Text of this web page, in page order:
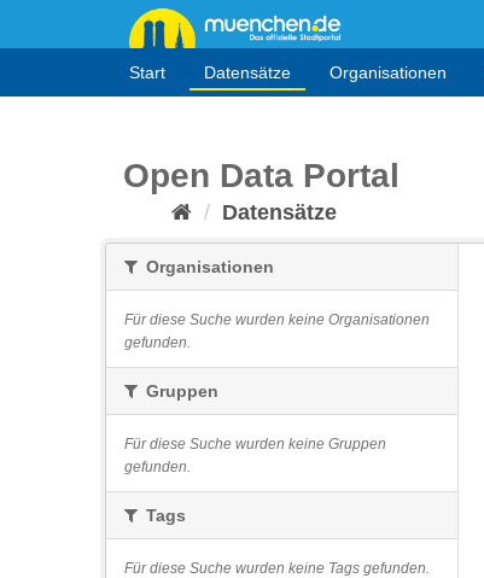
Start Datensätze Organisationen
Open Data Portal
Datensätze
Organisationen
Für diese Suche wurden keine Organisationen
gefunden.
Gruppen
Für diese Suche wurden keine Gruppen
gefunden.
Tags
Für diese Suche wurden keine Tags gefunden.